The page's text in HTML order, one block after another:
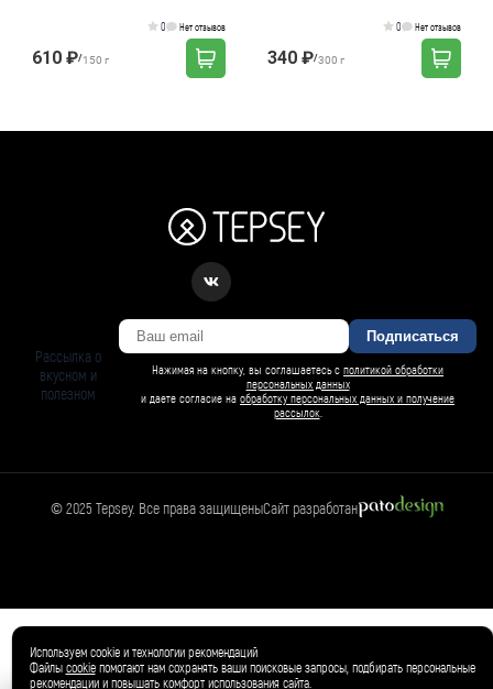
🛍️ Магазин
Товар добавлен в корзину ✓
0 Нет отзывов
610 ₽/150 г
0 Нет отзывов
340 ₽/300 г
Рассылка о
вкусном и
полезном
Подписаться
Нажимая на кнопку, вы соглашаетесь с политикой обработки
персональных данных
и даете согласие на обработку персональных данных и получение
рассылок
© 2025 Tepsey. Все права защищеныСайт разработан
Используем cookie и технологии рекомендаций
Файлы cookieпомогают нам сохранять ваши поисковые запросы, подбирать персональные
рекомендации и повышать комфорт использования сайта.